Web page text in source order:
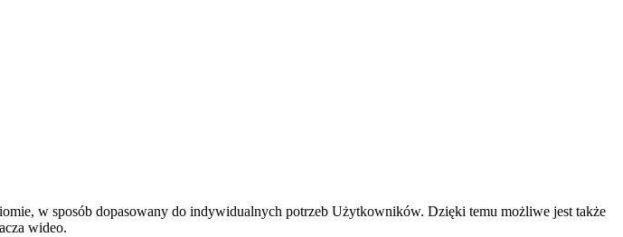
w sposób dopasowany do indywidualnych potrzeb Użytkowników. Dzięki temu możliwe jest także
wideo.